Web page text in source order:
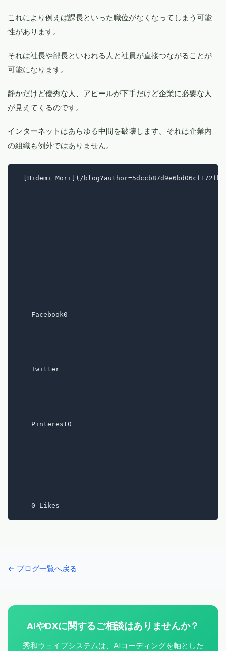
これにより例えば課長といった職位がなくなってしまう可能
性があります。
それは社長や部長といわれる人と社員が直接つながることが
可能になります。
静かだけど優秀な人、アピールが下手だけど企業に必要な人
が見えてくるのです。
インターネットはあらゆる中間を破壊します。それは企業内
の組織も例外ではありません。
[Hidemi Mori](/
    Facebook0
    Twitter
    Pinterest0
← ブログ一覧へ戻る
AIやDXに関するご相談はありませんか？
秀和ウェイブシステムは、AIコーディングを軸とした